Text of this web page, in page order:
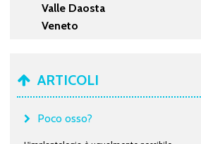
Valle Daosta
Veneto
ARTICOLI
Poco osso?